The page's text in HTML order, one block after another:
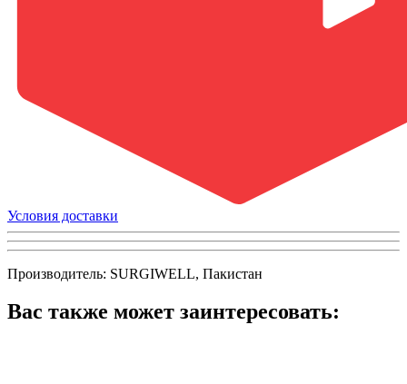
Условия доставки
Производитель: SURGIWELL, Пакистан
Вас также может заинтересовать: